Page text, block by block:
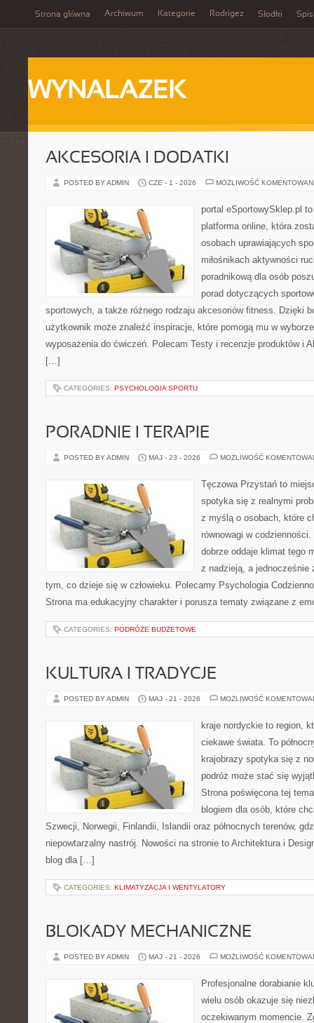
Strona główna Archiwum Kategorie Rodrigez Słodki Spis
WYNALAZEK
AKCESORIA I DODATKI
POSTED BY ADMIN CZE - 1 - 2026 MOŻLIWOŚĆ
portal eSportowySklep.pl
platforma online, która
osobach uprawiających
miłośnikach aktywności
poradnikową dla osób
porad dotyczących
sportowych, a także różnego rodzaju akcesoriów fitness. Dzięki
użytkownik może znaleźć inspiracje, które pomogą mu w
wyposażenia do ćwiczeń. Polecam Testy i recenzje produktów i
[…]
CATEGORIES: PSYCHOLOGIA SPORTU
PORADNIE I TERAPIE
POSTED BY ADMIN MAJ - 23 - 2026 MOŻLIWOŚĆ
Tęczowa Przystań to
spotyka się z realnymi
z myślą o osobach, które
równowagi w
dobrze oddaje klimat tego
z nadzieją, a jednocześnie
tym, co dzieje się w człowieku. Polecamy Psychologia
Strona ma edukacyjny charakter i porusza tematy związane z
CATEGORIES: PODRÓŻE BUDŻETOWE
KULTURA I TRADYCJE
POSTED BY ADMIN MAJ - 21 - 2026 MOŻLIWOŚĆ
kraje nordyckie to region,
ciekawe świata. To
krajobrazy spotyka się z
podróż może stać się
Strona poświęcona tej
blogiem dla osób, które
Szwecji, Norwegii, Finlandii, Islandii oraz północnych terenów,
niepowtarzalny nastrój. Nowości na stronie to Architektura i
blog dla […]
CATEGORIES: KLIMATYZACJA I WENTYLATORY
BLOKADY MECHANICZNE
POSTED BY ADMIN MAJ - 21 - 2026 MOŻLIWOŚĆ
Profesjonalne dorabianie
wielu osób okazuje się
oczekiwanym momencie.